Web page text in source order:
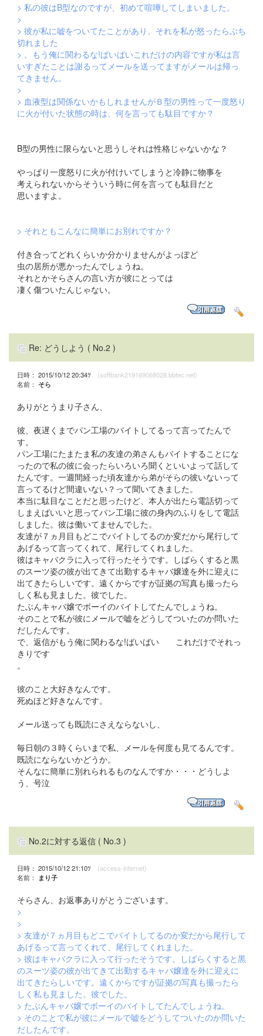
> 私の彼はB型なのですが、初めて喧嘩してしまいました。
>
> 彼が私に嘘をついてたことがあり、それを私が怒ったらぶち
切れました
> 。もう俺に関わるな!ばいばいこれだけの内容ですが私は言
いすぎたことは謝るってメールを送ってますがメールは帰っ
てきません。
>
> 血液型は関係ないかもしれませんがＢ型の男性って一度怒り
に火が付いた状態の時は、何を言っても駄目ですか？
B型の男性に限らないと思うしそれは性格じゃないかな？
やっぱり一度怒りに火が付けいてしまうと冷静に物事を
考えられないからそういう時に何を言っても駄目だと
思いますよ。
> それともこんなに簡単にお別れですか？
付き合ってどれくらいか分かりませんがよっぽど
虫の居所が悪かったんでしょうね。
それとかそらさんの言い方が彼にとっては
凄く傷ついたんじゃない。
Re: どうしよう ( No.2 )
日時： 2015/10/12 20:34ﾂ (softbank219169068028.bbtec.net)
名前： そら
ありがとうまり子さん、
彼、夜遅くまでパン工場のバイトしてるって言ってたんで
す。
パン工場にたまたま私の友達の弟さんもバイトすることにな
ったので私の彼に会ったらいろいろ聞くといいよって話して
たんです。一週間経った頃友達から弟がそらの彼いないって
言ってるけど間違いない？って聞いてきました。
本当に駄目なことだと思ったけど、本人が出たら電話切って
しまえばいいと思ってパン工場に彼の身内のふりをして電話
しました。彼は働いてませんでした。
友達が７ヵ月目もどこでバイトしてるのか変だから尾行して
あげるって言ってくれて、尾行してくれました。
彼はキャバクラに入って行ったそうです。しばらくすると黒
のスーツ姿の彼が出てきて出勤するキャバ嬢達を外に迎えに
出てきたらしいです。遠くからですが証拠の写真も撮ったら
しく私も見ました。彼でした。
たぶんキャバ嬢でボーイのバイトしてたんでしょうね。
そのことで私が彼にメールで嘘をどうしてついたのか問いた
だしたんです。
で、返信がもう俺に関わるな!ばいばい これだけでそれっ
きりです
。
彼のこと大好きなんです。
死ぬほど好きなんです。
メール送っても既読にさえならないし、
毎日朝の３時くらいまで私、メールを何度も見てるんです。
既読にならないかどうか。
そんなに簡単に別れられるものなんですか・・・どうしよ
う、号泣
No.2に対する返信 ( No.3 )
日時： 2015/10/12 21:10ﾂ (access-internet)
名前：
まり子
そらさん、お返事ありがとうございます。
>
>
> 友達が７ヵ月目もどこでバイトしてるのか変だから尾行して
あげるって言ってくれて、尾行してくれました。
> 彼はキャバクラに入って行ったそうです。しばらくすると黒
のスーツ姿の彼が出てきて出勤するキャバ嬢達を外に迎えに
出てきたらしいです。遠くからですが証拠の写真も撮ったら
しく私も見ました。彼でした。
> たぶんキャバ嬢でボーイのバイトしてたんでしょうね。
> そのことで私が彼にメールで嘘をどうしてついたのか問いた
だしたんです。